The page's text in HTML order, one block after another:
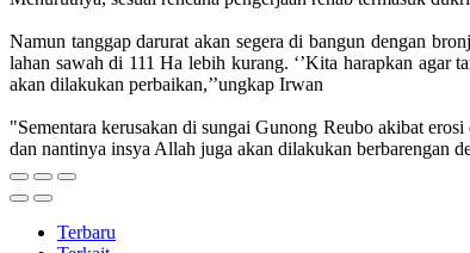
Namun tanggap darurat akan segera di bangun dengan
lahan sawah di 111 Ha lebih kurang. ‘’Kita harapkan agar
akan dilakukan perbaikan,’’ungkap Irwan
"Sementara kerusakan di sungai Gunong Reubo akibat
dan nantinya insya Allah juga akan dilakukan berbarengan
Terbaru